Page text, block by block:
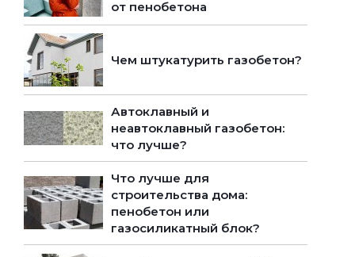
от пенобетона
Чем штукатурить газобетон?
Автоклавный и
неавтоклавный газобетон:
что лучше?
Что лучше для
строительства дома:
пенобетон или
газосиликатный блок?